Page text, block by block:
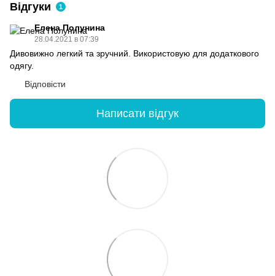
Відгуки 1
Елена Полунина
28.04.2021 в 07:39
Дивовижно легкий та зручний. Використовую для додаткового
одягу.
Відповісти
Написати відгук